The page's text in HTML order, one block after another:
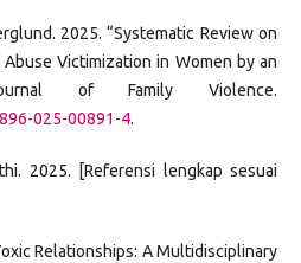
2025. “Systematic Review on
Victimization in Women by an
of Family Violence.
025-00891-4.
2025. [Referensi lengkap sesuai
Relationships: A Multidisciplinary